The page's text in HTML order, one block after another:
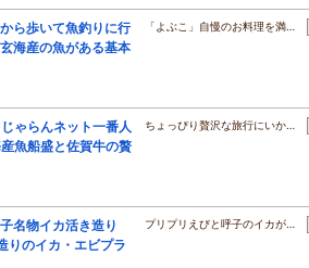
ら歩いて魚釣りに行
海産の魚がある基本
「よぶこ」自慢のお料理を満…
ゃらんネット一番人
魚船盛と佐賀牛の贅
ちょっぴり贅沢な旅行にいか…
名物イカ活き造り
りのイカ・エビプラ
プリプリえびと呼子のイカが…